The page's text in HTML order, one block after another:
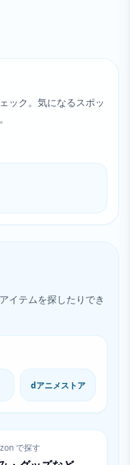
ック。気になるスポッ
イテムを探したりでき
dアニメストア
で探す